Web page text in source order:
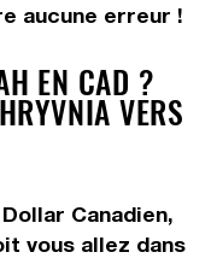
aucune erreur !
EN CAD ?
VERS
Canadien,
vous allez dans